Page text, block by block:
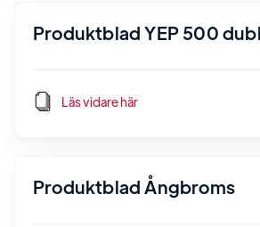
Produktblad YEP 500
Läs vidare här
Produktblad Ångbroms